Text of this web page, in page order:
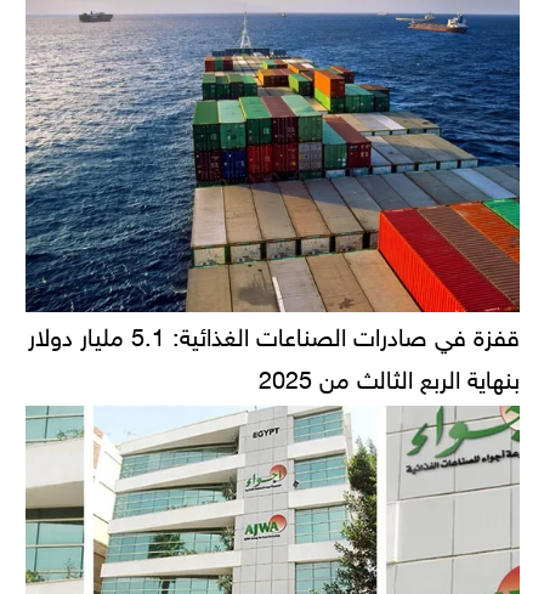
قفزة في صادرات الصناعات الغذائية: 5.1 مليار دولار
بنهاية الربع الثالث من 2025